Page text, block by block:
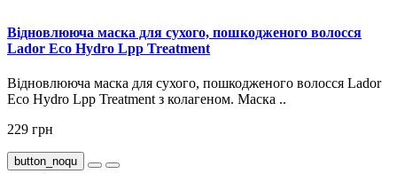
Відновлююча маска для сухого, пошкодженого волосся
Lador Eco Hydro Lpp Treatment
Відновлююча маска для сухого, пошкодженого волосся Lador
Eco Hydro Lpp Treatment з колагеном. Маска ..
229 грн
button_noqu